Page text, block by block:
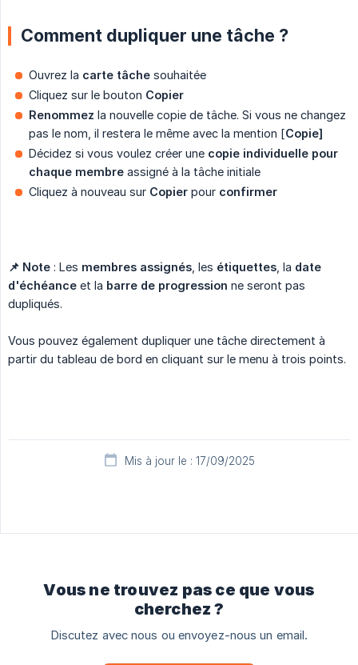
Comment dupliquer une tâche ?
Ouvrez la carte tâche souhaitée
Cliquez sur le bouton Copier
Renommez la nouvelle copie de tâche. Si vous ne changez
pas le nom, il restera le même avec la mention [Copie]
Décidez si vous voulez créer une copie individuelle pour
chaque membre assigné à la tâche initiale
Cliquez à nouveau sur Copier pour confirmer
📌 Note : Les membres assignés , les étiquettes , la date
d'échéance et la barre de progression ne seront pas
dupliqués.
Vous pouvez également dupliquer une tâche directement à
partir du tableau de bord en cliquant sur le menu à trois points.
Mis à jour le : 17/09/2025
Vous ne trouvez pas ce que vous
cherchez ?
Discutez avec nous ou envoyez-nous un email.